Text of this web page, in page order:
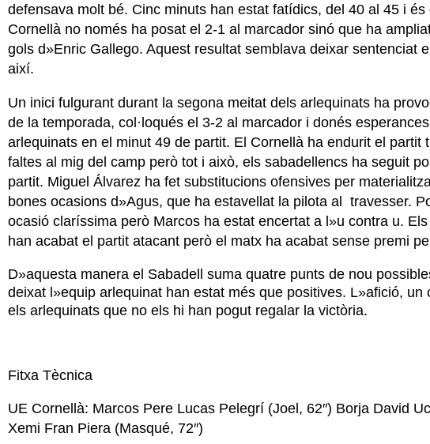
defensava molt bé. Cinc minuts han estat fatídics, del 40 al 45 i
Cornellà no només ha posat el 2-1 al marcador sinó que ha
gols d»Enric Gallego. Aquest resultat semblava deixar sentenciat
així.
Un inici fulgurant durant la segona meitat dels arlequinats ha
de la temporada, col·loqués el 3-2 al marcador i donés
arlequinats en el minut 49 de partit. El Cornellà ha endurit el partit
faltes al mig del camp però tot i això, els sabadellencs ha seguit
partit. Miguel Álvarez ha fet substitucions ofensives per
bones ocasions d»Agus, que ha estavellat la pilota al travesser.
ocasió claríssima però Marcos ha estat encertat a l»u contra u.
han acabat el partit atacant però el matx ha acabat sense premi
D»aquesta manera el Sabadell suma quatre punts de nou
deixat l»equip arlequinat han estat més que positives. L»afició,
els arlequinats que no els hi han pogut regalar la victòria.
Fitxa Tècnica
UE Cornellà: Marcos Pere Lucas Pelegrí (Joel, 62″) Borja David
Xemi Fran Piera (Masqué, 72″)